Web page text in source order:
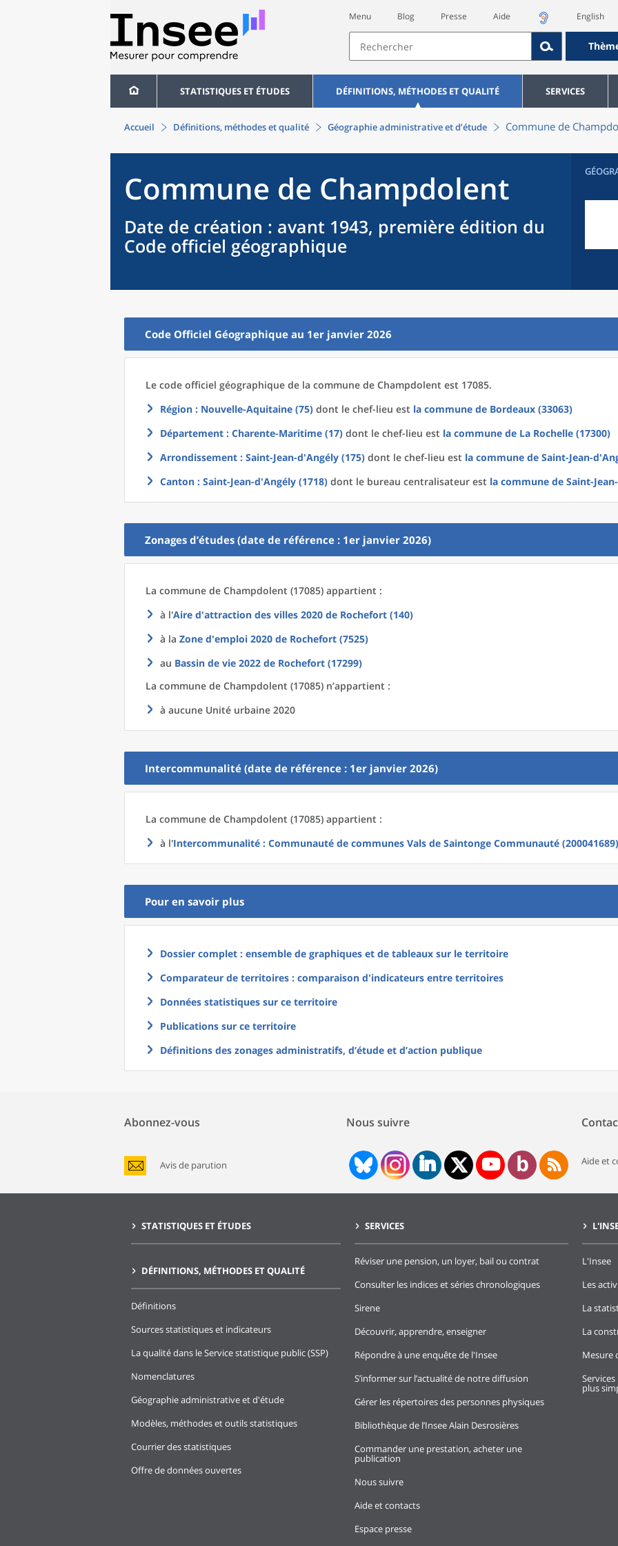
Menu Blog Presse Aide English
STATISTIQUES ET ÉTUDES DÉFINITIONS, MÉTHODES ET QUALITÉ SERVICES
Accueil Définitions, méthodes et qualité Géographie administrative et d’étude Commune de
Commune de Champdolent
Date de création : avant 1943, première édition du
Code officiel géographique
Code Officiel Géographique au 1er janvier 2026
Le code officiel géographique de la commune de Champdolent est 17085.
Région : Nouvelle-Aquitaine (75) dont le chef-lieu est la commune de Bordeaux (33063)
Département : Charente-Maritime (17) dont le chef-lieu est la commune de La Rochelle (17300)
Arrondissement : Saint-Jean-d'Angély (175) dont le chef-lieu est la commune de Saint-Jean-
Canton : Saint-Jean-d'Angély (1718) dont le bureau centralisateur est la commune de Saint-
Zonages d’études (date de référence : 1er janvier 2026)
La commune de Champdolent (17085) appartient :
à l'Aire d'attraction des villes 2020 de Rochefort (140)
à la Zone d'emploi 2020 de Rochefort (7525)
au Bassin de vie 2022 de Rochefort (17299)
La commune de Champdolent (17085) n’appartient :
à aucune Unité urbaine 2020
Intercommunalité (date de référence : 1er janvier 2026)
La commune de Champdolent (17085) appartient :
à l'Intercommunalité : Communauté de communes Vals de Saintonge Communauté (200041689)
Pour en savoir plus
Dossier complet : ensemble de graphiques et de tableaux sur le territoire
Comparateur de territoires : comparaison d'indicateurs entre territoires
Données statistiques sur ce territoire
Publications sur ce territoire
Définitions des zonages administratifs, d’étude et d’action publique
Abonnez-vous
Avis de parution
Nous suivre
Aide et
STATISTIQUES ET ÉTUDES
DÉFINITIONS, MÉTHODES ET QUALITÉ
Définitions
Sources statistiques et indicateurs
La qualité dans le Service statistique public (SSP)
Nomenclatures
Géographie administrative et d'étude
Modèles, méthodes et outils statistiques
Courrier des statistiques
Offre de données ouvertes
SERVICES
Réviser une pension, un loyer, bail ou contrat
Consulter les indices et séries chronologiques
Sirene
Découvrir, apprendre, enseigner
Répondre à une enquête de l'Insee
S’informer sur l’actualité de notre diffusion
Gérer les répertoires des personnes physiques
Bibliothèque de l’Insee Alain Desrosières
Commander une prestation, acheter une
publication
Nous suivre
Aide et contacts
Espace presse
L'Insee
Les
La
La
Mesure
plus